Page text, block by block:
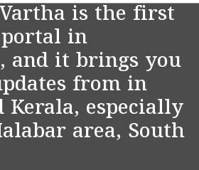
is the first
in
and it brings you
from in
Kerala, especially
area, South